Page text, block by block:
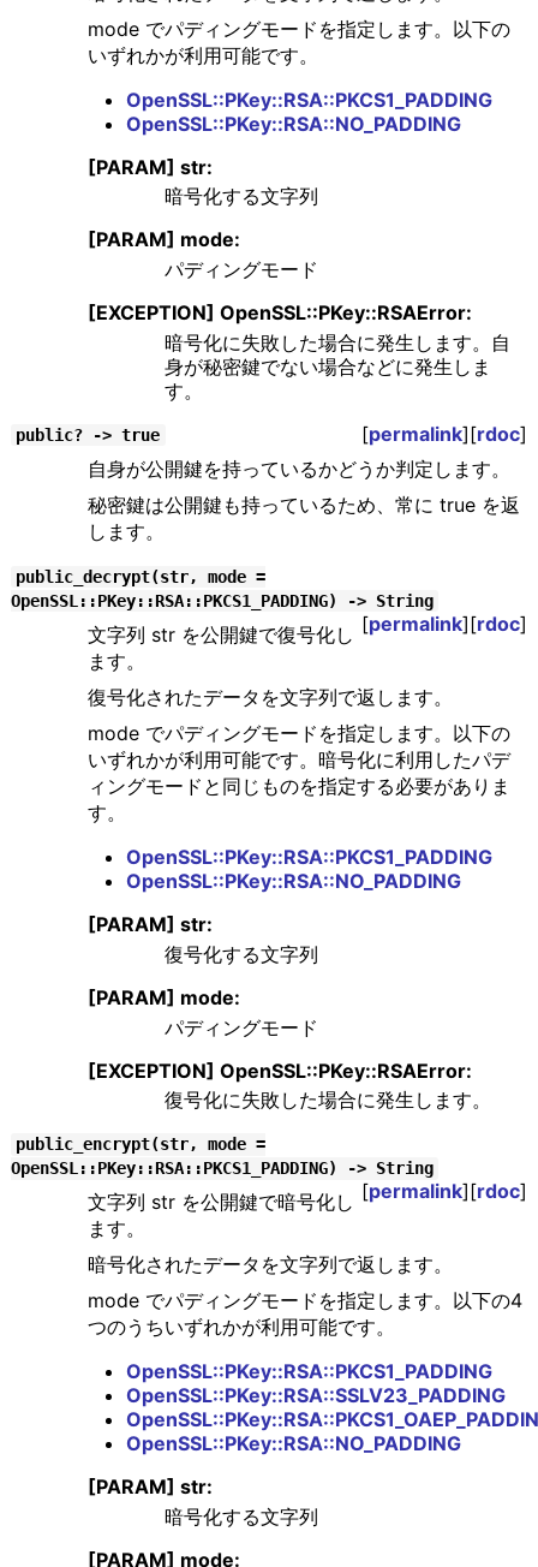
mode でパディングモードを指定します。以下の
いずれかが利用可能です。
OpenSSL::PKey::RSA::PKCS1_PADDING
OpenSSL::PKey::RSA::NO_PADDING
[PARAM] str:
暗号化する文字列
[PARAM] mode:
パディングモード
[EXCEPTION] OpenSSL::PKey::RSAError:
暗号化に失敗した場合に発生します。自
身が秘密鍵でない場合などに発生しま
す。
public? -> true [permalink][rdoc]
自身が公開鍵を持っているかどうか判定します。
秘密鍵は公開鍵も持っているため、常に true を返
します。
public_decrypt(str, mode =
OpenSSL::PKey::RSA::PKCS1_PADDING) -> String
[permalink][rdoc]
文字列 str を公開鍵で復号化し
ます。
復号化されたデータを文字列で返します。
mode でパディングモードを指定します。以下の
いずれかが利用可能です。暗号化に利用したパデ
ィングモードと同じものを指定する必要がありま
す。
OpenSSL::PKey::RSA::PKCS1_PADDING
OpenSSL::PKey::RSA::NO_PADDING
[PARAM] str:
復号化する文字列
[PARAM] mode:
パディングモード
[EXCEPTION] OpenSSL::PKey::RSAError:
復号化に失敗した場合に発生します。
public_encrypt(str, mode =
OpenSSL::PKey::RSA::PKCS1_PADDING) -> String
[permalink][rdoc]
文字列 str を公開鍵で暗号化し
ます。
暗号化されたデータを文字列で返します。
mode でパディングモードを指定します。以下の4
つのうちいずれかが利用可能です。
OpenSSL::PKey::RSA::PKCS1_PADDING
OpenSSL::PKey::RSA::SSLV23_PADDING
OpenSSL::PKey::RSA::NO_PADDING
[PARAM] str:
暗号化する文字列
[PARAM] mode: